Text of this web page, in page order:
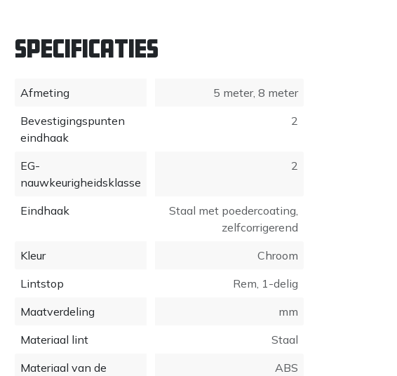
Specificaties
Afmeting 5 meter, 8 meter
Bevestigingspunten
eindhaak
2
EG-
nauwkeurigheidsklasse
2
Eindhaak
Staal met poedercoating,
zelfcorrigerend
Kleur
Chroom
Lintstop
Rem, 1-delig
Maatverdeling
mm
Materiaal lint
Staal
Materiaal van de
ABS